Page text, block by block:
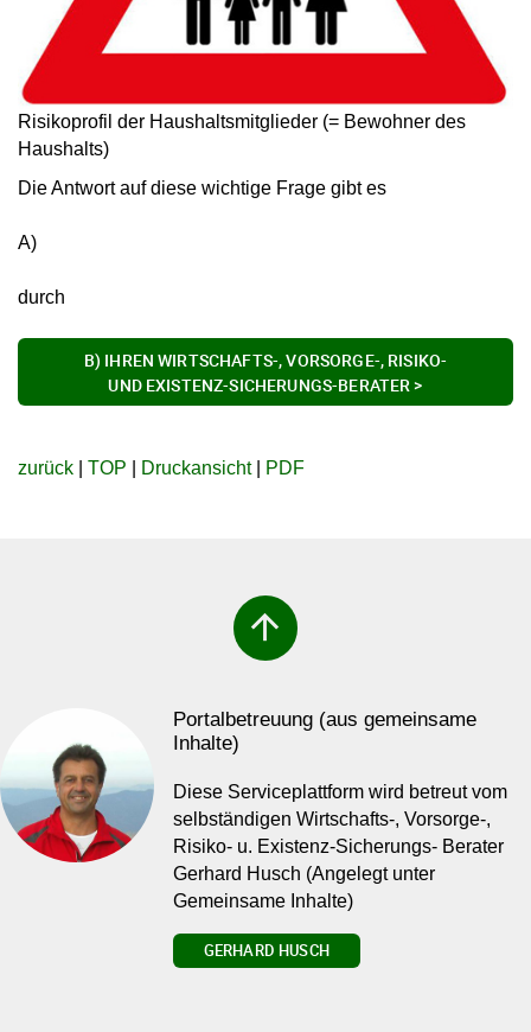
Risikoprofil der Haushaltsmitglieder (= Bewohner des
Haushalts)
Die Antwort auf diese wichtige Frage gibt es
A)
durch
B) IHREN WIRTSCHAFTS-, VORSORGE-, RISIKO-
UND EXISTENZ-SICHERUNGS-BERATER >
zurück TOP Druckansicht| PDF
arrow_upward
Portalbetreuung (aus gemeinsame
Inhalte)
Diese Serviceplattform wird betreut vom
selbständigen Wirtschafts-, Vorsorge-,
Risiko- u. Existenz-Sicherungs- Berater
Gerhard Husch (Angelegt unter
Gemeinsame Inhalte)
GERHARD HUSCH